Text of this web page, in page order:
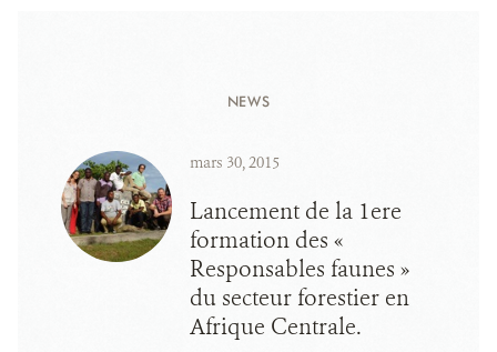
NEWS
mars 30, 2015
Lancement de la 1ere
formation des «
Responsables faunes »
du secteur forestier en
Afrique Centrale.